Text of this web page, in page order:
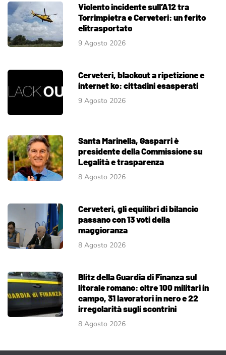
Violento incidente sull’A12 tra
Torrimpietra e Cerveteri: un ferito
elitrasportato
9 Agosto 2026
Cerveteri, blackout a ripetizione e
internet ko: cittadini esasperati
9 Agosto 2026
Santa Marinella, Gasparri è
presidente della Commissione su
Legalità e trasparenza
8 Agosto 2026
Cerveteri, gli equilibri di bilancio
passano con 13 voti della
maggioranza
8 Agosto 2026
Blitz della Guardia di Finanza sul
litorale romano: oltre 100 militari in
campo, 31 lavoratori in nero e 22
irregolarità sugli scontrini
8 Agosto 2026